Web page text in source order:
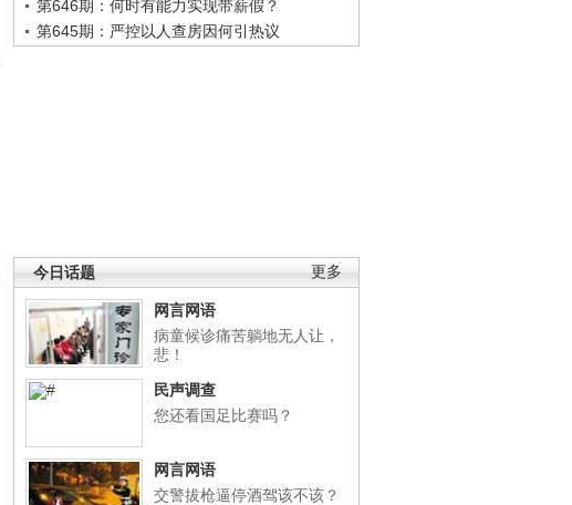
第646期：何时有能力实现带薪假？
第645期：严控以人查房因何引热议
更多
今日话题
网言网语
病童候诊痛苦躺地无人让，
悲！
民声调查
您还看国足比赛吗？
网言网语
交警拔枪逼停酒驾该不该？